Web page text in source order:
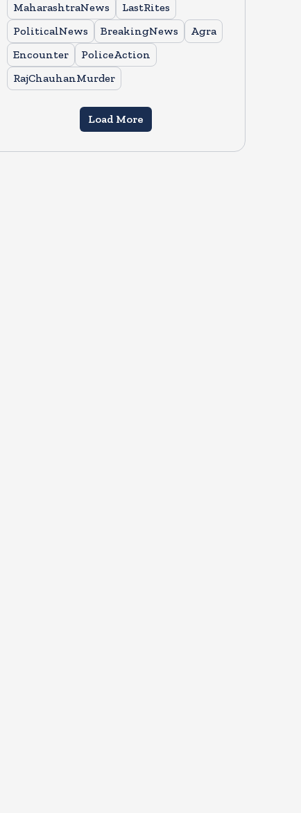
MaharashtraNews
LastRites
PoliticalNews
BreakingNews
Agra
Encounter
PoliceAction
RajChauhanMurder
Load More